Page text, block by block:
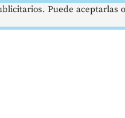
Puede aceptarlas